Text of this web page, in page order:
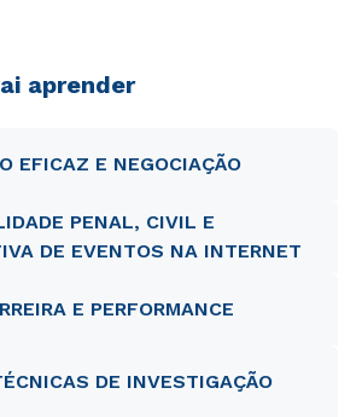
aprender
EFICAZ E NEGOCIAÇÃO
PENAL, CIVIL E
DE EVENTOS NA INTERNET
E PERFORMANCE
DE INVESTIGAÇÃO